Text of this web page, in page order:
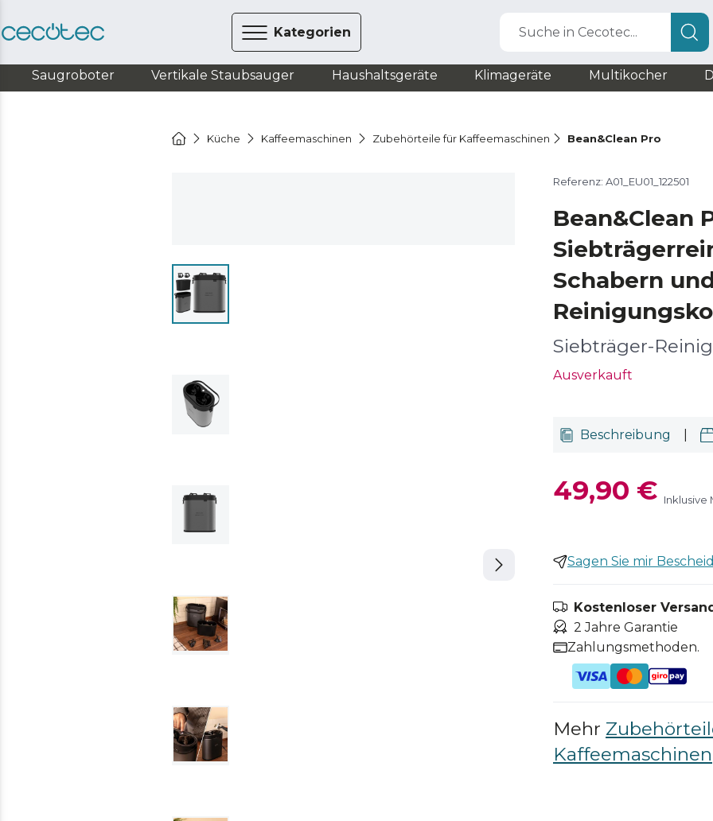
Kategorien Suche in Cecotec...
Saugroboter Vertikale Staubsauger Haushaltsgeräte Klimageräte Multikocher
Küche Kaffeemaschinen Zubehörteile für Kaffeemaschinen Bean&Clean Pro
Referenz: A01_EU01_122501
Bean&Clean
Schabern
Siebträger-
Ausverkauft
Beschreibung
49,90 € Inklusive
Sagen Sie mir
Kostenloser
2 Jahre Garantie
Zahlungsmethoden.
Mehr
Kaffeemaschinen